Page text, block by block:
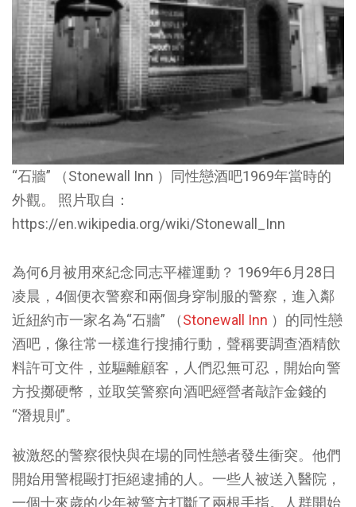
“石牆” （Stonewall Inn ）同性戀酒吧1969年當時的
外觀。 照片取自：
https://en.wikipedia.org/wiki/Stonewall_Inn
為何6月被用來紀念同志平權運動？ 1969年6月28日
凌晨，4個便衣警察和兩個身穿制服的警察，進入鄰
近紐約市一家名為“石牆” （Stonewall Inn ）的同性戀
酒吧，像往常一樣進行搜捕行動，聲稱要調查酒精飲
料許可文件，並驅離顧客，人們忍無可忍，開始向警
方投擲硬幣，並取笑警察向酒吧經營者敲詐金錢的
“潛規則”。
被激怒的警察很快與在場的同性戀者發生衝突。他們
開始用警棍毆打拒絕逮捕的人。一些人被送入醫院，
一個十來歲的少年被警方打斷了兩根手指。人群開始